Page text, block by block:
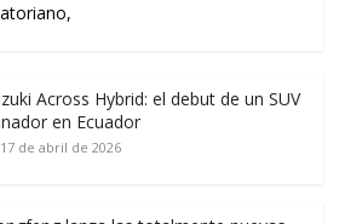
Across Hybrid: el debut de un SUV
en Ecuador
17 de abril de 2026